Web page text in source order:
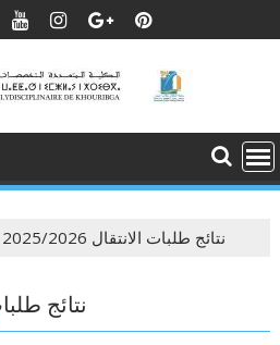
2025/2026 نتائج طلبات الانتقال
2025/2026